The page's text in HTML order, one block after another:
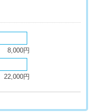
8,000円
22,000円